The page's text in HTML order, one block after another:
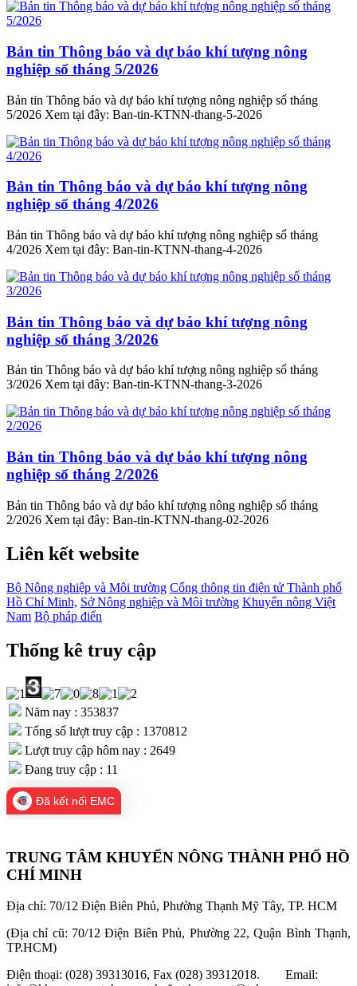
Bản tin Thông báo và dự báo khí tượng nông
nghiệp số tháng 5/2026
Bản tin Thông báo và dự báo khí tượng nông nghiệp số tháng
5/2026 Xem tại đây: Ban-tin-KTNN-thang-5-2026
Bản tin Thông báo và dự báo khí tượng nông
nghiệp số tháng 4/2026
Bản tin Thông báo và dự báo khí tượng nông nghiệp số tháng
4/2026 Xem tại đây: Ban-tin-KTNN-thang-4-2026
Bản tin Thông báo và dự báo khí tượng nông
nghiệp số tháng 3/2026
Bản tin Thông báo và dự báo khí tượng nông nghiệp số tháng
3/2026 Xem tại đây: Ban-tin-KTNN-thang-3-2026
Bản tin Thông báo và dự báo khí tượng nông
nghiệp số tháng 2/2026
Bản tin Thông báo và dự báo khí tượng nông nghiệp số tháng
2/2026 Xem tại đây: Ban-tin-KTNN-thang-02-2026
Liên kết website
Bộ Nông nghiệp và Môi trường Cổng thông tin điện tử Thành phố
Hồ Chí Minh, Sở Nông nghiệp và Môi trường Khuyến nông Việt
Nam Bộ pháp điển
Thống kê truy cập
Năm nay : 353837
Tổng số lượt truy cập : 1370812
Lượt truy cập hôm nay : 2649
Đang truy cập : 11
Đã kết nối EMC
TRUNG TÂM KHUYẾN NÔNG THÀNH PHỐ HỒ
CHÍ MINH
Địa chỉ: 70/12 Điện Biên Phủ, Phường Thạnh Mỹ Tây, TP. HCM
(Địa chỉ cũ: 70/12 Điện Biên Phủ, Phường 22, Quận Bình Thạnh,
TP.HCM)
Điện thoại: (028) 39313016, Fax (028) 39312018. Email: